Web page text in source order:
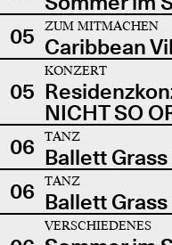
05
ZUM MITMACHEN
Caribbean
05
KONZERT
NICHT SO
06
TANZ
Ballett
06
TANZ
Ballett
VERSCHIEDENES